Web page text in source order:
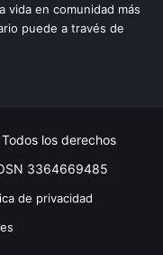
vida en comunidad más
puede a través de
los derechos
3364669485
de privacidad